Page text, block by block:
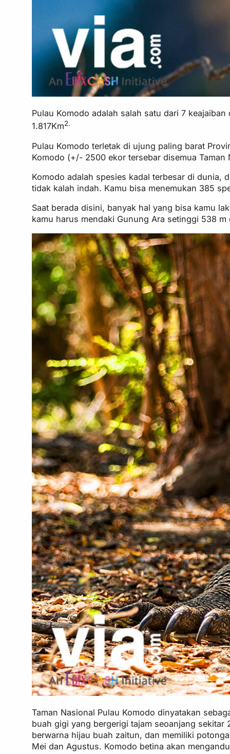
Pulau Komodo adalah salah satu dari 7
1.817Km2.
Pulau Komodo terletak di ujung paling barat
Komodo (+/- 2500 ekor tersebar disemua Taman
Komodo adalah spesies kadal terbesar di dunia,
tidak kalah indah. Kamu bisa menemukan 385
Saat berada disini, banyak hal yang bisa kamu
kamu harus mendaki Gunung Ara setinggi 538
Taman Nasional Pulau Komodo dinyatakan
buah gigi yang bergerigi tajam seoanjang
berwarna hijau buah zaitun, dan memiliki
Mei dan Agustus. Komodo betina akan